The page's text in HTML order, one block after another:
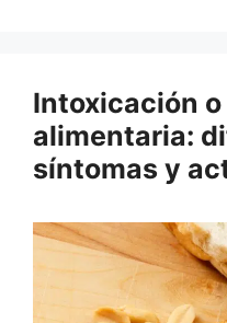
Intoxicación o
alimentaria:
síntomas y